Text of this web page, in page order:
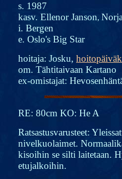
s. 1987
kasv. Ellenor Janson, Norja
i. Bergen
e. Oslo's Big Star
hoitaja: Josku,
om. Tähtitaivaan Kartano
ex-omistajat:
RE: 80cm KO: He A
Ratsastusvarusteet:
nivelkuolaimet.
kisoihin se silti laitetaan.
etujalkoihin.